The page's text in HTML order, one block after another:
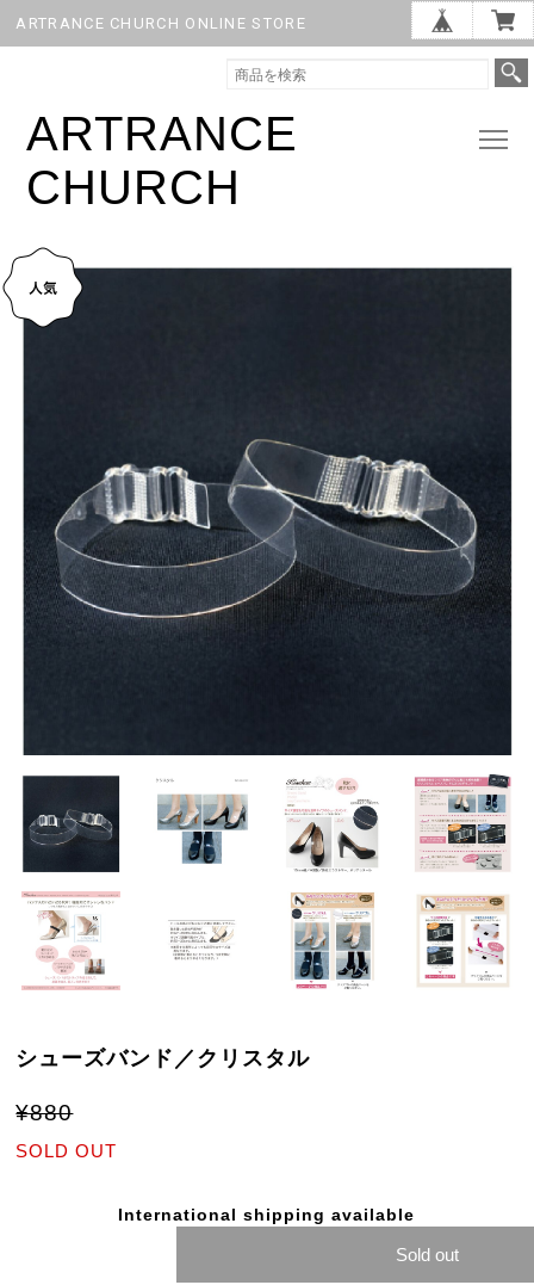
ARTRANCE CHURCH ONLINE STORE
ARTRANCE
CHURCH
シューズバンド／クリスタル
¥880
SOLD OUT
International shipping available
Sold out